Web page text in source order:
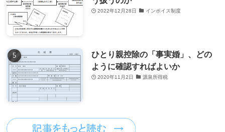
2022年12月28日 インボイス制度
ひとり親控除の「事実婚」、どの
ように確認すればよいか
2020年11月2日 源泉所得税